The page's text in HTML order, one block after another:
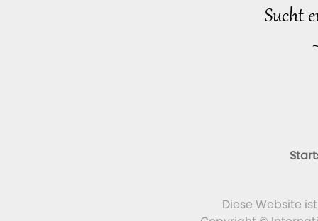
Sucht
Diese Website